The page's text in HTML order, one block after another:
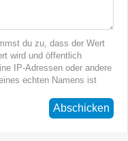
du zu, dass der Wert
wird und öffentlich
IP-Adressen oder andere
echten Namens ist
Abschicken